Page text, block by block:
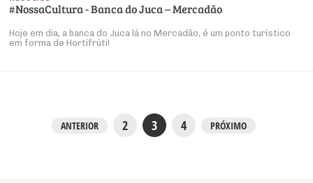
#NossaCultura - Banca do Juca – Mercadão
Hoje em dia, a banca do Juca lá no Mercadão, é um ponto turístico
em forma de Hortifrúti!
ANTERIOR 2 3 4 PRÓXIMO